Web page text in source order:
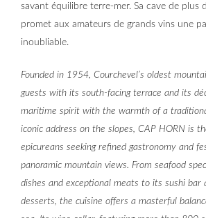
savant équilibre terre-mer. Sa cave de plus
promet aux amateurs de grands vins une
inoubliable.
Founded in 1954, Courchevel’s oldest
guests with its south-facing terrace and its
maritime spirit with the warmth of a
iconic address on the slopes, CAP HORN is
epicureans seeking refined gastronomy and
panoramic mountain views. From seafood
dishes and exceptional meats to its sushi bar
desserts, the cuisine offers a masterful